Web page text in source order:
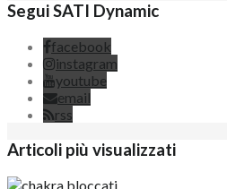
Segui SATI Dynamic
facebook
instagram
youtube
email
rss
Articoli più visualizzati